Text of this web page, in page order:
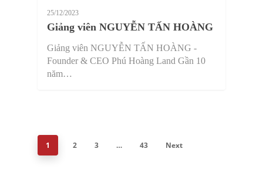
25/12/2023
Giảng viên NGUYỄN TẤN HOÀNG
Giảng viên NGUYỄN TẤN HOÀNG -
Founder & CEO Phú Hoàng Land Gần 10
năm…
1 2 3 … 43 Next